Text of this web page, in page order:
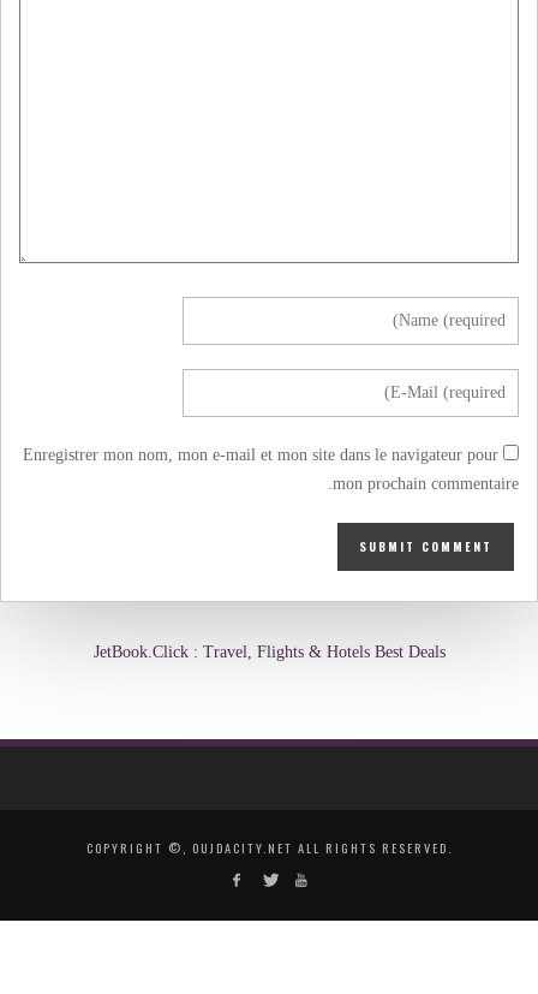
Enregistrer mon nom, mon e-mail et mon site dans le navigateur pour
mon prochain commentaire.
JetBook.Click : Travel, Flights & Hotels Best Deals
COPYRIGHT ©, OUJDACITY.NET ALL RIGHTS RESERVED.